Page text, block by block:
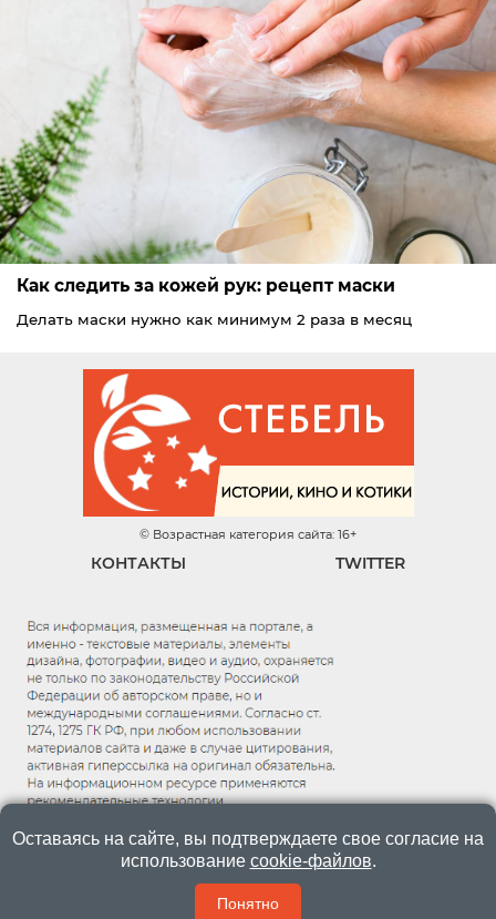
Как следить за кожей рук: рецепт маски
Делать маски нужно как минимум 2 раза в месяц
© Возрастная категория сайта: 16+
КОНТАКТЫ TWITTER
Оставаясь на сайте, вы подтверждаете свое согласие на
использование cookie-файлов.
Понятно